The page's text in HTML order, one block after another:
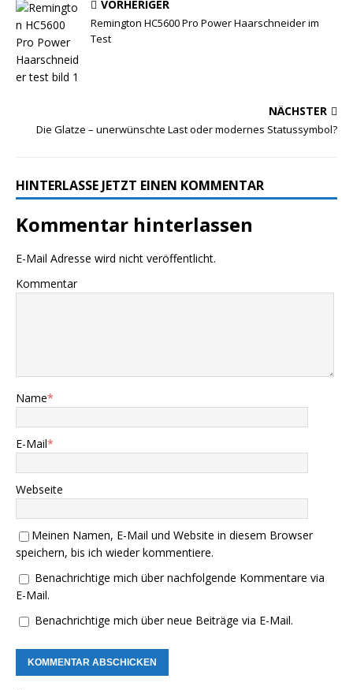
VORHERIGER
Remington HC5600 Pro Power Haarschneider im
Test
NÄCHSTER
Die Glatze – unerwünschte Last oder modernes Statussymbol?
HINTERLASSE JETZT EINEN KOMMENTAR
Kommentar hinterlassen
E-Mail Adresse wird nicht veröffentlicht.
Kommentar
Name*
E-Mail*
Webseite
Meinen Namen, E-Mail und Website in diesem Browser
speichern, bis ich wieder kommentiere.
Benachrichtige mich über nachfolgende Kommentare via
E-Mail.
Benachrichtige mich über neue Beiträge via E-Mail.